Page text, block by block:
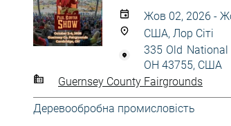
Жов 02, 2026 -
США, Лор Сіті
335 Old National
OH 43755, США
Guernsey County Fairgrounds
Деревообробна промисловість